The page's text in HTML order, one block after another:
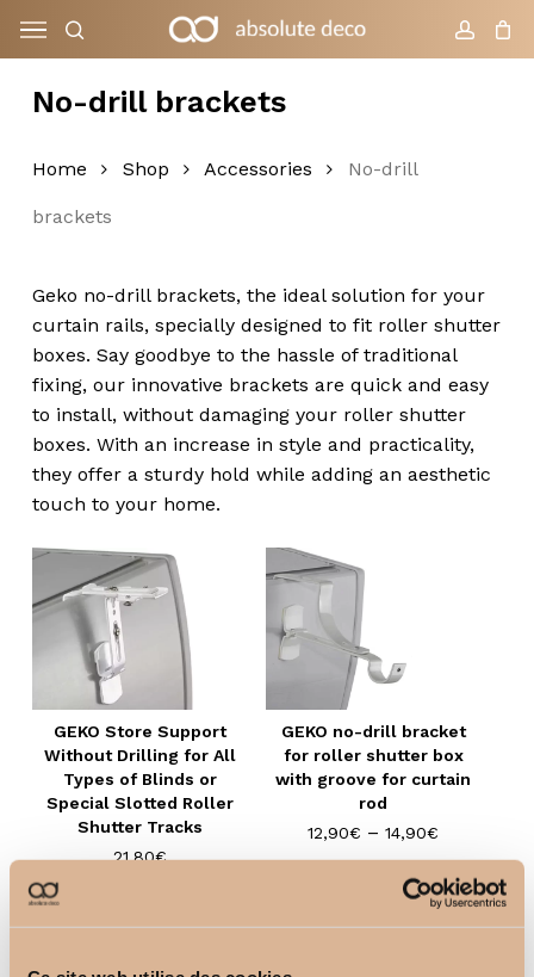
content
Menu
Cart Close
No-drill brackets
Home Shop Accessories No-drill
brackets
Geko no-drill brackets, the ideal solution for your
curtain rails, specially designed to fit roller shutter
boxes. Say goodbye to the hassle of traditional
fixing, our innovative brackets are quick and easy
to install, without damaging your roller shutter
boxes. With an increase in style and practicality,
they offer a sturdy hold while adding an aesthetic
touch to your home.
GEKO Store Support
Without Drilling for All
Types of Blinds or
Special Slotted Roller
Shutter Tracks
21,80€
GEKO no-drill bracket
for roller shutter box
with groove for curtain
rod
12,90€ –14,90€